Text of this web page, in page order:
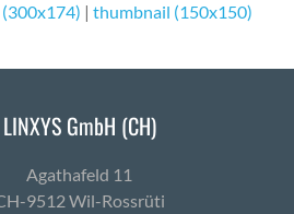
|thumbnail (150x150)
LINXYS GmbH (CH)
Agath­afeld 11
9512 Wil-Ross­rüti